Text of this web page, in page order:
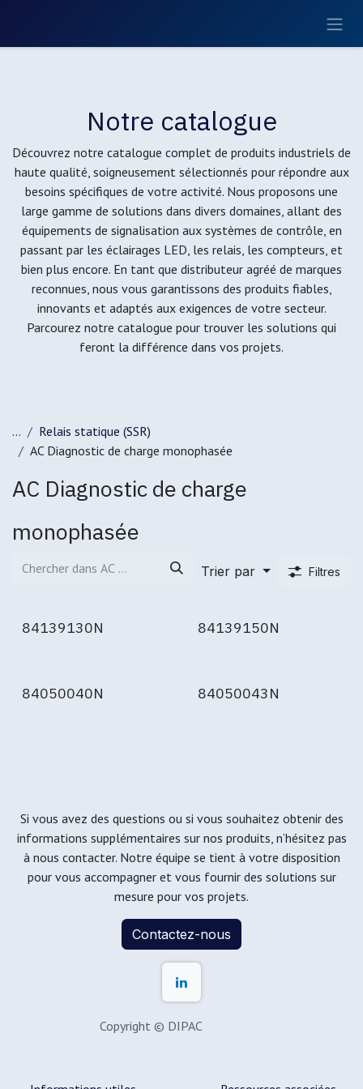
Notre catalogue
Découvrez notre catalogue complet de produits industriels de
haute qualité, soigneusement sélectionnés pour répondre aux
besoins spécifiques de votre activité. Nous proposons une
large gamme de solutions dans divers domaines, allant des
équipements de signalisation aux systèmes de contrôle, en
passant par les éclairages LED, les relais, les compteurs, et
bien plus encore. En tant que distributeur agréé de marques
reconnues, nous vous garantissons des produits fiables,
innovants et adaptés aux exigences de votre secteur.
Parcourez notre catalogue pour trouver les solutions qui
feront la différence dans vos projets.
...
Relais statique (SSR)
AC Diagnostic de charge monophasée
AC Diagnostic de charge
monophasée
Trier par Filtres
84139130N 84139150N
84050040N 84050043N
Si vous avez des questions ou si vous souhaitez obtenir des
informations supplémentaires sur nos produits, n’hésitez pas
à nous contacter. Notre équipe se tient à votre disposition
pour vous accompagner et vous fournir des solutions sur
mesure pour vos projets.
Contactez-nous
Copyright © DIPAC